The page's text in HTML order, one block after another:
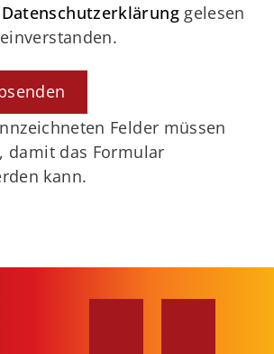
Datenschutzerklärunggelesen
Felder müssen
damit das Formular
kann.